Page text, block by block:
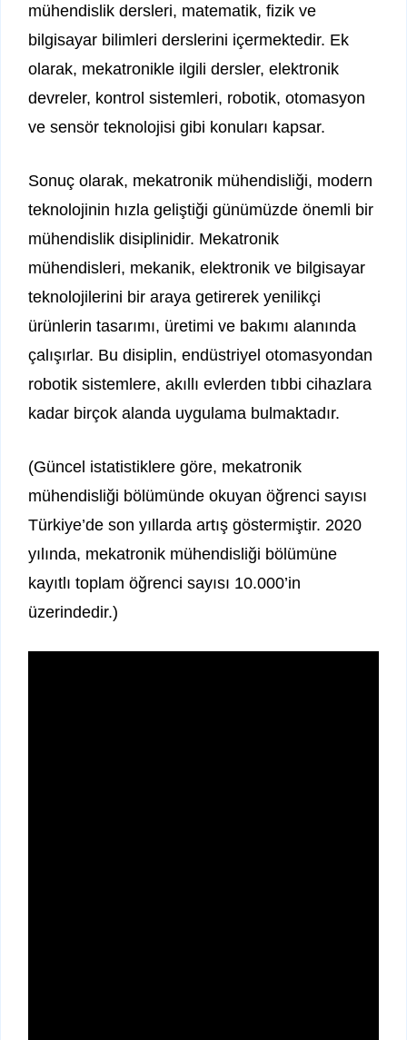
mühendislik dersleri, matematik, fizik ve
bilgisayar bilimleri derslerini içermektedir. Ek
olarak, mekatronikle ilgili dersler, elektronik
devreler, kontrol sistemleri, robotik, otomasyon
ve sensör teknolojisi gibi konuları kapsar.
Sonuç olarak, mekatronik mühendisliği, modern
teknolojinin hızla geliştiği günümüzde önemli bir
mühendislik disiplinidir. Mekatronik
mühendisleri, mekanik, elektronik ve bilgisayar
teknolojilerini bir araya getirerek yenilikçi
ürünlerin tasarımı, üretimi ve bakımı alanında
çalışırlar. Bu disiplin, endüstriyel otomasyondan
robotik sistemlere, akıllı evlerden tıbbi cihazlara
kadar birçok alanda uygulama bulmaktadır.
(Güncel istatistiklere göre, mekatronik
mühendisliği bölümünde okuyan öğrenci sayısı
Türkiye’de son yıllarda artış göstermiştir. 2020
yılında, mekatronik mühendisliği bölümüne
kayıtlı toplam öğrenci sayısı 10.000’in
üzerindedir.)